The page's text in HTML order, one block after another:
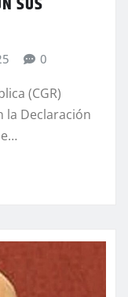
0
(CGR)
la Declaración